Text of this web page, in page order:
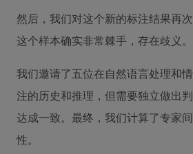
然后，我们对这个新的标注结果再
这个样本确实非常棘手，存在歧义。
我们邀请了五位在自然语言处理和
注的历史和推理，但需要独立做出
达成一致。最终，我们计算了专家
性。